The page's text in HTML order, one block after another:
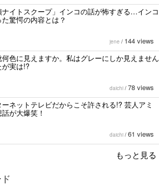
ナイトスクープ」インコの話が怖すぎる…インコ
驚愕の内容とは？
jene / 144 views
何色に見えますか。私はグレーにしか見えません
が実は!?
daichi / 78 views
ーネットテレビだからこそ許される!? 芸人アミ
が大爆笑！
daichi / 61 views
もっと見る